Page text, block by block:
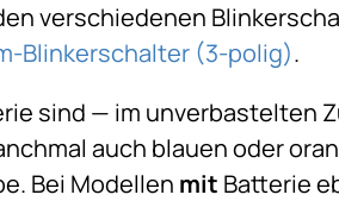
verschiedenen
Blinkerschalter (3-polig).
sind — im unverbastelten
auch blauen oder
Bei Modellen mit Batterie